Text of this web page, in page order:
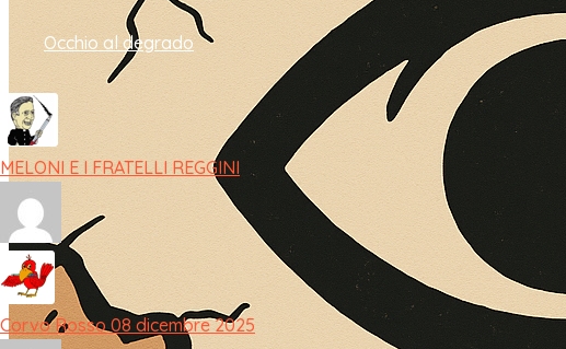
Occhio al degrado
MELONI E I FRATELLI REGGINI
Corvo Rosso 08 dicembre 2025